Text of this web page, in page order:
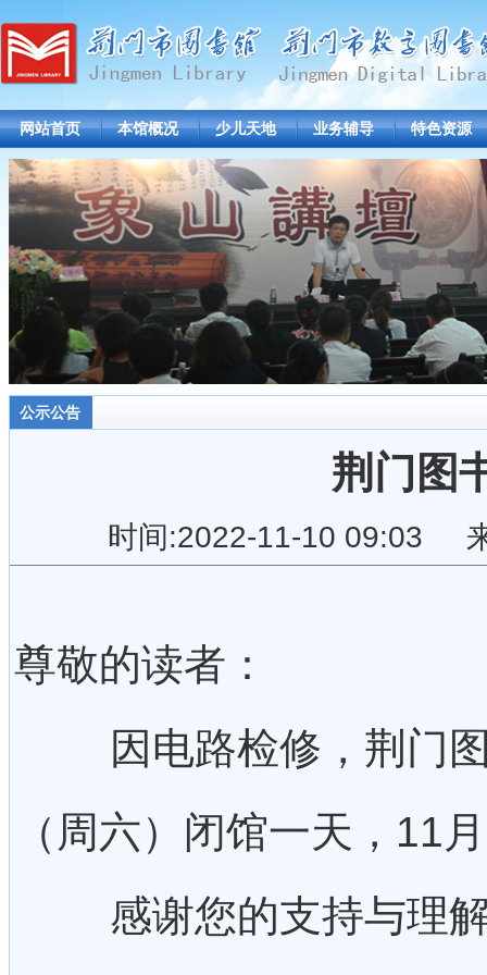
网站首页 本馆概况 少儿天地 业务辅导 特色资源
公示公告
荆门图
时间:2022-11-10 09:03
尊敬的读者：
因电路检修，荆门图
（周六）闭馆一天，11
感谢您的支持与理